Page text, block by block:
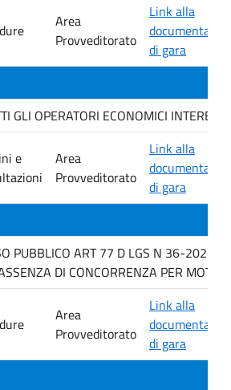
Area
Provveditorato
Link alla
di gara
GLI OPERATORI ECONOMICI
e
Area
Provveditorato
Link alla
di gara
PUBBLICO ART 77 D LGS N 36-2023
DI CONCORRENZA PER
Area
Provveditorato
Link alla
di gara